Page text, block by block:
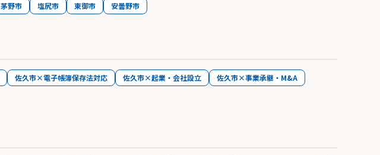
茅野市 塩尻市 東御市 安曇野市
佐久市×電子帳簿保存法対応 佐久市×起業・会社設立
佐久市×事業承継・M&A